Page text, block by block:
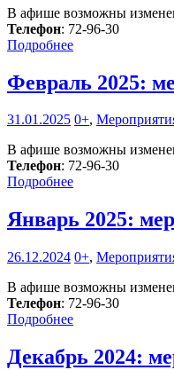
В афише возможны
Телефон: 72-96-30
Подробнее
Февраль 2025:
31.01.2025 0+,
В афише возможны
Телефон: 72-96-30
Подробнее
Январь 2025:
26.12.2024 0+,
В афише возможны
Телефон: 72-96-30
Подробнее
Декабрь 2024: